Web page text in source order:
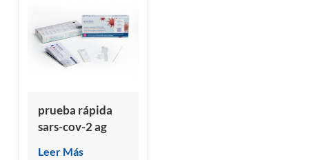
prueba rápida
sars-cov-2 ag
Leer Más